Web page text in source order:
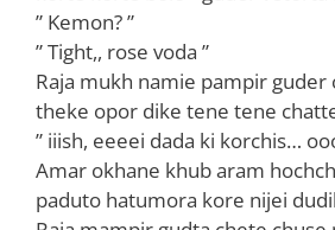
” Kemon? ”
” Tight,, rose voda ”
Raja mukh namie pampir guder
theke opor dike tene tene
” iiish, eeeei dada ki korchis…
Amar okhane khub aram
paduto hatumora kore nijei